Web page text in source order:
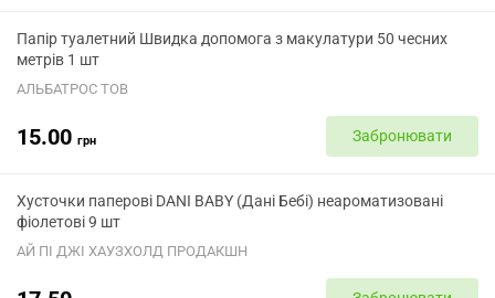
Папір туалетний Швидка допомога з макулатури 50 чесних
метрів 1 шт
АЛЬБАТРОС ТОВ
15.00 грн Забронювати
Хусточки паперові DANI BABY (Дані Бебі) неароматизовані
фіолетові 9 шт
АЙ ПІ ДЖІ ХАУЗХОЛД ПРОДАКШН